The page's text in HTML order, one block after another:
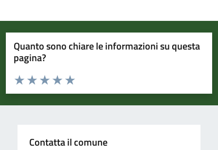
Quanto sono chiare le informazioni su questa
pagina?
Valuta da 1 a 5 stelle la pagina
Valuta 5 stelle su 5
Valuta 4 stelle su 5
Valuta 3 stelle su 5
Valuta 2 stelle su 5
Valuta 1 stelle su 5
Contatta il comune